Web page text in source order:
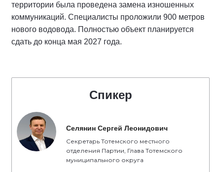
территории была проведена замена изношенных
коммуникаций. Специалисты проложили 900 метров
нового водовода. Полностью объект планируется
сдать до конца мая 2027 года.
Спикер
Селянин Сергей Леонидович
Секретарь Тотемского местного
отделения Партии, Глава Тотемского
муниципального округа